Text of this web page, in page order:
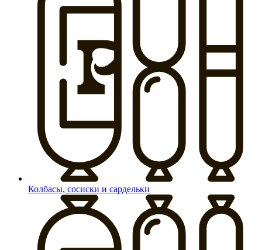
Колбасы, сосиски и сардельки